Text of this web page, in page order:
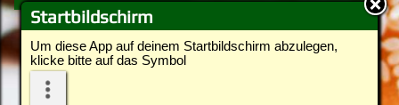
Startbildschirm
Um diese App auf deinem Startbildschirm abzulegen,
klicke bitte auf das Symbol